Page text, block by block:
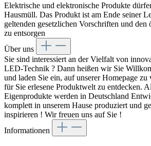
Elektrische und elektronische Produkte
Hausmüll. Das Produkt ist am Ende seiner
geltenden gesetzlichen Vorschriften und
zu entsorgen
Über uns
Sie sind interessiert an der Vielfalt von
LED-Technik ? Dann heißen wir Sie
und laden Sie ein, auf unserer Homepage zu
für Sie erlesene Produktwelt zu entdecken.
Eigenprodukte werden in Deutschland
komplett in unserem Hause produziert und
inspirieren ! Wir freuen uns auf Sie !
Informationen